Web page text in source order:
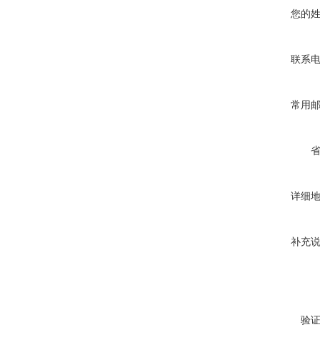
您的
联系
常用
详细
补充
验